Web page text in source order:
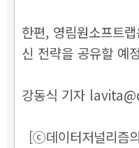
한편, 영림원소프트
신 전략을 공유할 예
강동식 기자
[ⓒ데이터저널리즘